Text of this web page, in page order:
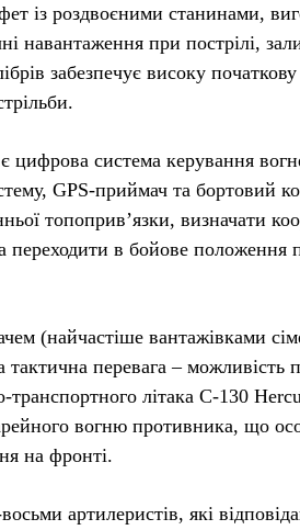
із роздвоєними станинами,
навантаження при пострілі,
забезпечує високу
цифрова система керування
GPS-приймач та бортовий
топоприв’язки, визначати
переходити в бойове
(найчастіше вантажівками
тактична перевага – можливість
транспортного літака C-130
вогню противника, що
на фронті.
артилеристів, які